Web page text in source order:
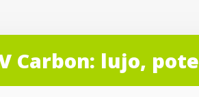
Carbon: lujo,